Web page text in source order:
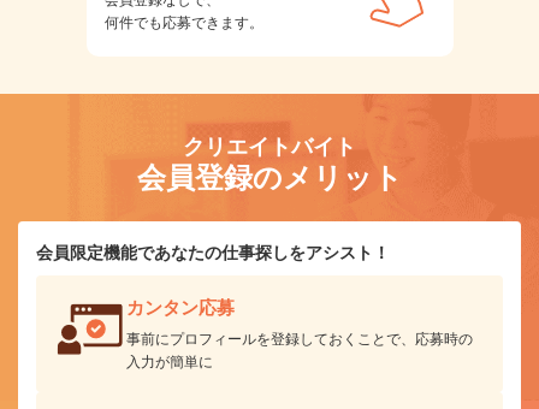
何件でも応募できます。
クリエイトバイト
会員登録のメリット
会員限定機能であなたの仕事探しをアシスト！
カンタン応募
事前にプロフィールを登録しておくことで、応募時の
入力が簡単に